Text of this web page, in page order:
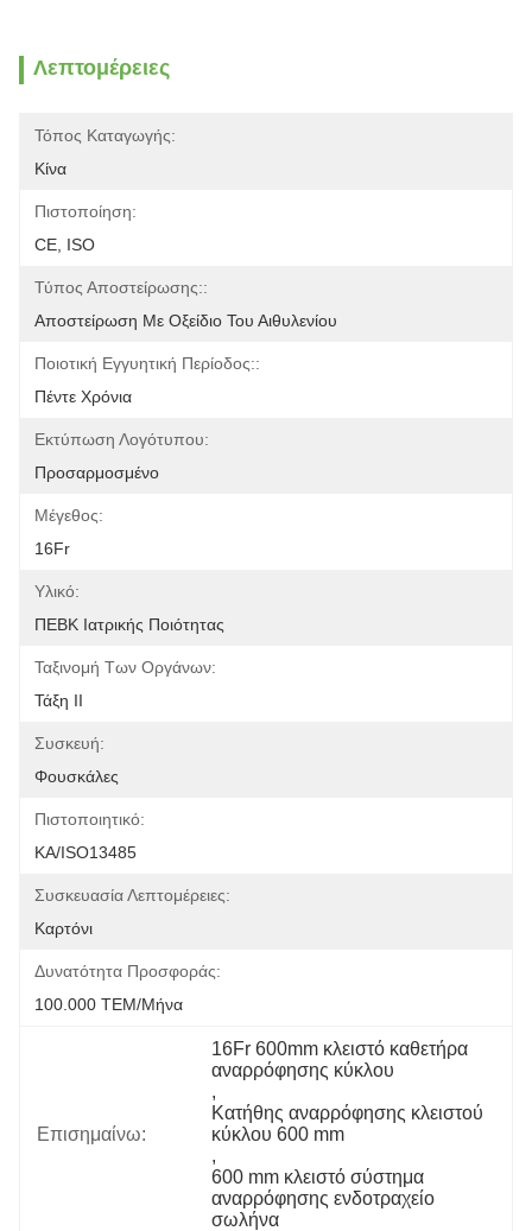
Λεπτομέρειες
Τόπος Καταγωγής:
Κίνα
Πιστοποίηση:
CE, ISO
Τύπος Αποστείρωσης::
Αποστείρωση Με Οξείδιο Του Αιθυλενίου
Ποιοτική Εγγυητική Περίοδος::
Πέντε Χρόνια
Εκτύπωση Λογότυπου:
Προσαρμοσμένο
Μέγεθος:
16Fr
Υλικό:
ΠΕΒΚ Ιατρικής Ποιότητας
Ταξινομή Των Οργάνων:
Τάξη ΙΙ
Συσκευή:
Φουσκάλες
Πιστοποιητικό:
ΚΑ/ISO13485
Συσκευασία Λεπτομέρειες:
Καρτόνι
Δυνατότητα Προσφοράς:
100.000 ΤΕΜ/Μήνα
Επισημαίνω:
16Fr 600mm κλειστό καθετήρα
αναρρόφησης κύκλου
,
Κατήθης αναρρόφησης κλειστού
κύκλου 600 mm
,
600 mm κλειστό σύστημα
αναρρόφησης ενδοτραχείο
σωλήνα